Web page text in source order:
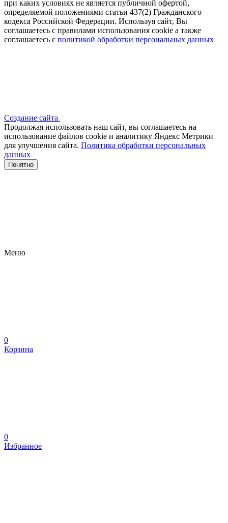
при каких условиях не является публичной офертой,
определяемой положениями статьи 437(2) Гражданского
кодекса Российской Федерации. Используя сайт, Вы
соглашаетесь с правилами использования cookie а также
соглашаетесь с политикой обработки персональных данных
Создание сайта
Продолжая использовать наш сайт, вы соглашаетесь на
использование файлов сооkіе и аналитику Яндекс Метрики
для улучшения сайта. Политика обработки персональных
данных
Понятно
Меню
0
Корзина
0
Избранное